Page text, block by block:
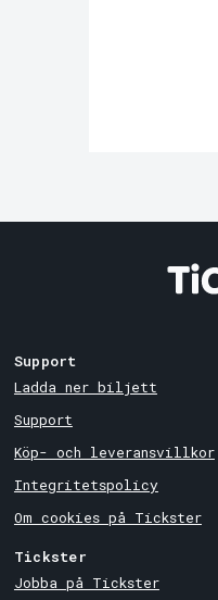
Support
Ladda ner biljett
Support
Köp- och leveransvillkor
Integritetspolicy
Om cookies på Tickster
Tickster
Jobba på Tickster